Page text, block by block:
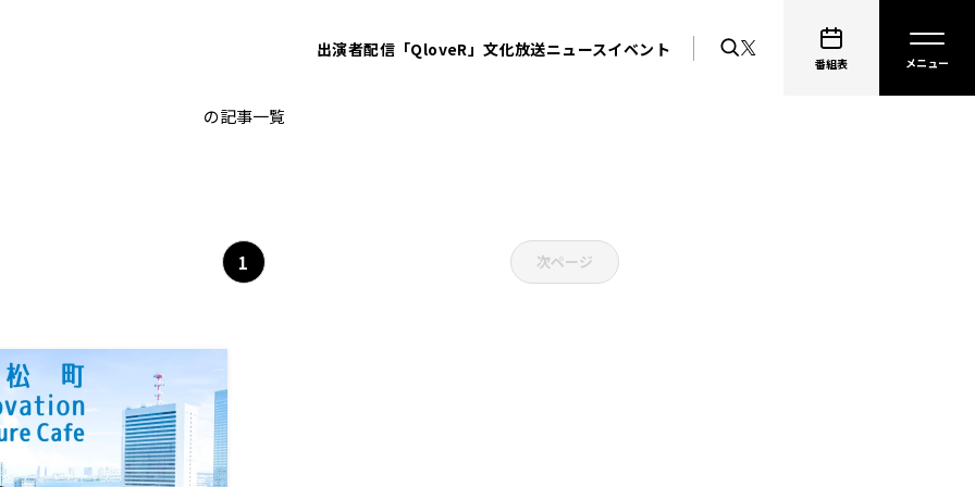
出演者配信「QloveR」文化放送ニュースイベント
番組表
東急不動産
の記事一覧
1 次ページ